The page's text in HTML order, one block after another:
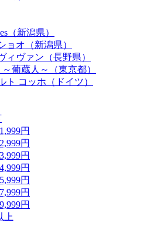
（新潟県）
ョオ（新潟県）
ィヴァン（長野県）
～葡蔵人～（東京都）
ト コッホ（ドイツ）
円
円
円
円
円
円
円
上